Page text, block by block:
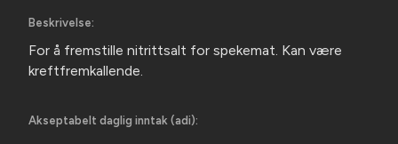
Beskrivelse:
For å fremstille nitrittsalt for spekemat. Kan være
kreftfremkallende.
Akseptabelt daglig inntak (adi):